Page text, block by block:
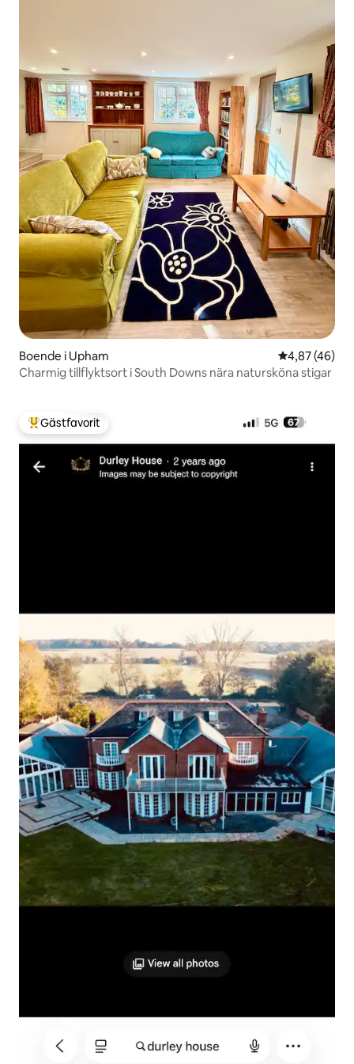
Boende i Upham 4,87 av 5 i
4,87 (46)
Charmig tillflyktsort i South Downs nära natursköna stigar
Populär gästfavorit
Gästfavorit